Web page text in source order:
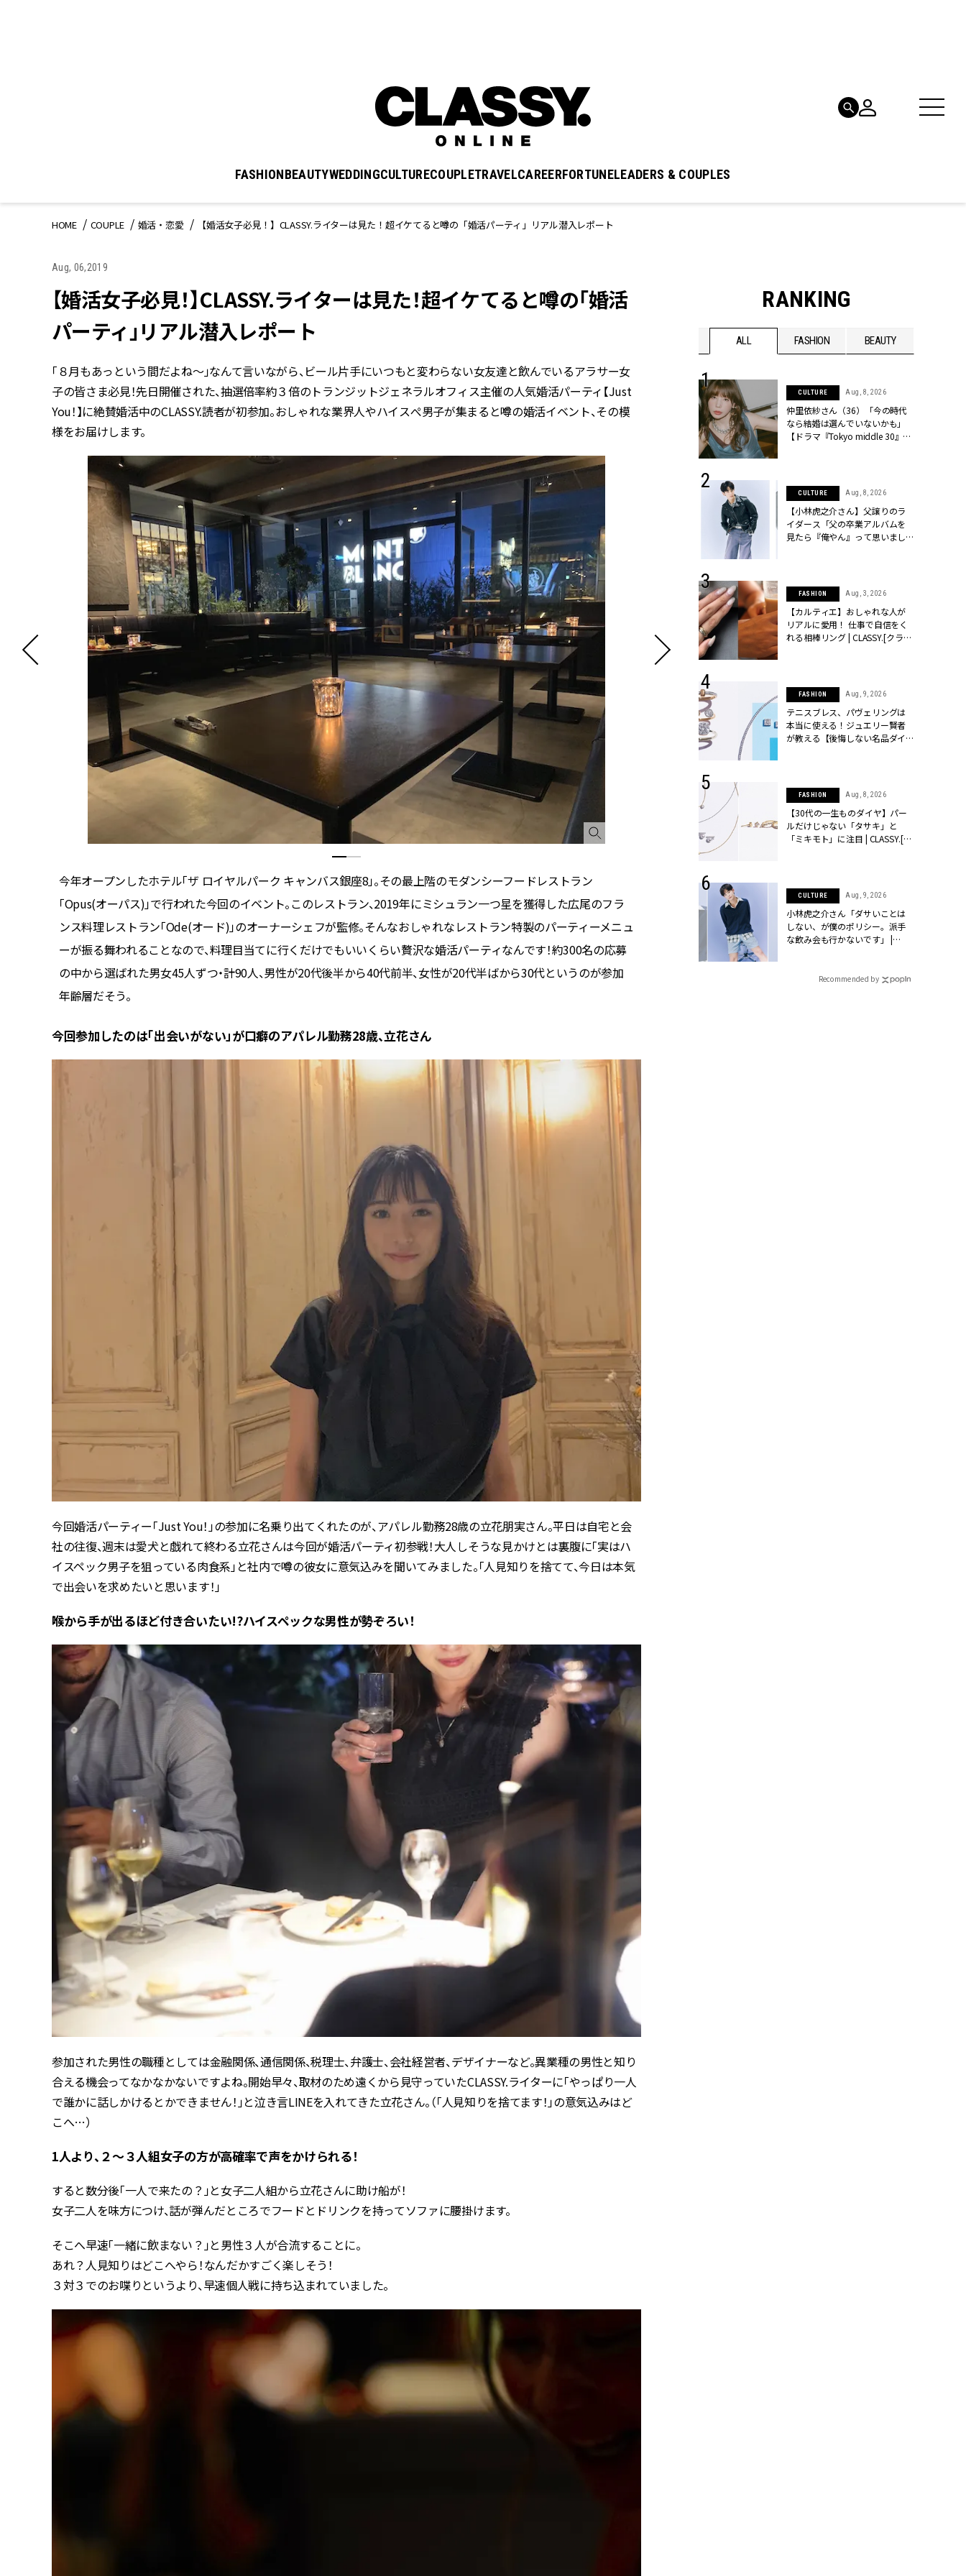
FASHIONBEAUTYWEDDINGCULTURECOUPLETRAVELCAREERFORTUNELEADERS & COUPLES
HOME COUPLE 婚活・恋愛 【婚活女子必見！】CLASSY.ライターは見た！超イケてると噂の「婚活パーティ」リアル潜入レポート
Aug, 06,2019
【婚活女子必見！】CLASSY.ライターは見た！超イケてると噂の「婚活
パーティ」リアル潜入レポート
「８月もあっという間だよね〜」なんて言いながら、ビール片手にいつもと変わらない女友達と飲んでいるアラサー女
子の皆さま必見！先日開催された、抽選倍率約３倍のトランジットジェネラルオフィス主催の人気婚活パーティ【Just
You！】に絶賛婚活中のCLASSY.読者が初参加。おしゃれな業界人やハイスぺ男子が集まると噂の婚活イベント、その模
様をお届けします。
今年オープンしたホテル「ザ ロイヤルパーク キャンバス銀座8」。その最上階のモダンシーフードレストラン
「Opus(オーパス)」で行われた今回のイベント。このレストラン、2019年にミシュラン一つ星を獲得した広尾のフラ
ンス料理レストラン「Ode(オード)」のオーナーシェフが監修。そんなおしゃれなレストラン特製のパーティーメニュ
ーが振る舞われることなので、料理目当てに行くだけでもいいくらい贅沢な婚活パーティなんです！約300名の応募
の中から選ばれた男女45人ずつ・計90人、男性が20代後半から40代前半、女性が20代半ばから30代というのが参加
年齢層だそう。
ミシュランを獲得したシェフが織りなすメニューを味わえるな
今回参加したのは「出会いがない」が口癖のアパレル勤務28歳、立花さん
今回婚活パーティー「Just You！」の参加に名乗り出てくれたのが、アパレル勤務28歳の立花朋実さん。平日は自宅と会
社の往復、週末は愛犬と戯れて終わる立花さんは今回が婚活パーティ初参戦！大人しそうな見かけとは裏腹に「実はハ
イスペック男子を狙っている肉食系」と社内で噂の彼女に意気込みを聞いてみました。「人見知りを捨てて、今日は本気
で出会いを求めたいと思います！」
喉から手が出るほど付き合いたい!?ハイスペックな男性が勢ぞろい！
参加された男性の職種としては金融関係、通信関係、税理士、弁護士、会社経営者、デザイナーなど。異業種の男性と知り
合える機会ってなかなかないですよね。開始早々、取材のため遠くから見守っていたCLASSY.ライターに「やっぱり一人
で誰かに話しかけるとかできません！」と泣き言LINEを入れてきた立花さん。（「人見知りを捨てます！」の意気込みはど
こへ…）
1人より、２～３人組女子の方が高確率で声をかけられる！
すると数分後「一人で来たの？」と女子二人組から立花さんに助け船が！
女子二人を味方につけ、話が弾んだところでフードとドリンクを持ってソファに腰掛けます。
そこへ早速「一緒に飲まない？」と男性３人が合流することに。
あれ？人見知りはどこへやら！なんだかすごく楽しそう！
３対３でのお喋りというより、早速個人戦に持ち込まれていました。
RANKING
ALL FASHION BEAUTY
BEAUTY Aug, 8, 2026
【エルメス】初の本格リップケ
BEAUTY Aug, 7, 2026
【UV下地】酷暑に頼れる！
2,000円台〜3,000円台の名品3選
｜30代美容ライターが正直レビ
ュー | CLASSY.[クラッシィ]
BEAUTY Aug, 8, 2026
“盛りすぎない”がトレンド！
【最旬マスカラ4選】さりげない
ボリュームと絶妙カラー |
CLASSY.[クラッシィ]
Sep, 25, 2025
マルジェラの“レプリカ”に新作
も！注目度急上昇の『フレグラ
ンス』５選 | CLASSY.[クラッシ
BEAUTY
【シャネル】「ココ マドモアゼ
定カフェが登場！世界観に没入
【エルメス】トラベルサイズの
ブラシセットとフェイスパウダ
ィ]
WEDDING Jun, 30, 2026
【一生ものジュエリー】1つでも
ーでよりパーソナルな『ブライ
ダルジュエリー』４選 | CLASSY.
[クラッシィ]
WEDDING
ばれで失敗しないコーデ＆マナ
ーを解説 | CLASSY.[クラッシィ]
WEDDING
【堀田茜さん】2025年秋の挙
式・披露宴の全容をレポート＜
CLASSY.独占取材画像集＞ |
CLASSY.[クラッシィ]
【結婚指輪】人気ブランドのリ
ング22選｜20〜30代カップルの
エピソードも | CLASSY.[クラッシ
【ブルガリの婚姻届のプレゼン
トも】世界に一つだけの指輪が
催！ | CLASSY.[クラッシィ]
CULTURE Aug, 8, 2026
仲里依紗さん（36）「今の時代
なら結婚は選んでいないかも」
【ドラマ『Tokyo middle 30』イ
CULTURE Aug, 8, 2026
【小林虎之介さん】父譲りのラ
イダース「父の卒業アルバムを
見たら『俺やん』って思いまし
FASHION Aug, 3, 2026
【カルティエ】おしゃれな人が
リアルに愛用！ 仕事で自信をく
れる相棒リング | CLASSY.[クラッ
FASHION Aug, 9, 2026
テニスブレス、パヴェリングは
本当に使える！ジュエリー賢者
が教える【後悔しない名品ダイ
FASHION Aug, 8, 2026
【30代の一生ものダイヤ】パー
ルだけじゃない「タサキ」と
「ミキモト」に注目 | CLASSY.[ク
CULTURE Aug, 9, 2026
小林虎之介さん「ダサいことは
しない、が僕のポリシー。派手
な飲み会も行かないです」 |
Recommended by